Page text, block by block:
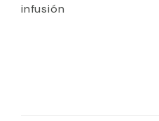
infusión